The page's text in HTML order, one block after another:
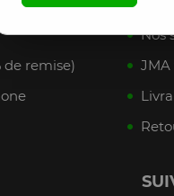
de remise)
Nos